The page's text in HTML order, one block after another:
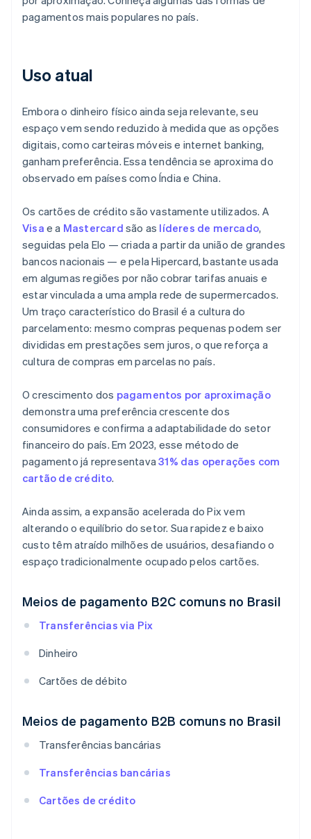
pagamentos mais populares no país.
Uso atual
Embora o dinheiro físico ainda seja relevante, seu
espaço vem sendo reduzido à medida que as opções
digitais, como carteiras móveis e internet banking,
ganham preferência. Essa tendência se aproxima do
observado em países como Índia e China.
Os cartões de crédito são vastamente utilizados. A
Visa e a Mastercard são as líderes de mercado,
seguidas pela Elo — criada a partir da união de grandes
bancos nacionais — e pela Hipercard, bastante usada
em algumas regiões por não cobrar tarifas anuais e
estar vinculada a uma ampla rede de supermercados.
Um traço característico do Brasil é a cultura do
parcelamento: mesmo compras pequenas podem ser
divididas em prestações sem juros, o que reforça a
cultura de compras em parcelas no país.
O crescimento dos pagamentos por aproximação
demonstra uma preferência crescente dos
consumidores e confirma a adaptabilidade do setor
financeiro do país. Em 2023, esse método de
pagamento já representava31% das operações com
cartão de crédito.
Ainda assim, a expansão acelerada do Pix vem
alterando o equilíbrio do setor. Sua rapidez e baixo
custo têm atraído milhões de usuários, desafiando o
espaço tradicionalmente ocupado pelos cartões.
Meios de pagamento B2C comuns no Brasil
Transferências via Pix
Dinheiro
Cartões de débito
Meios de pagamento B2B comuns no Brasil
Transferências bancárias
Transferências bancárias
Cartões de crédito